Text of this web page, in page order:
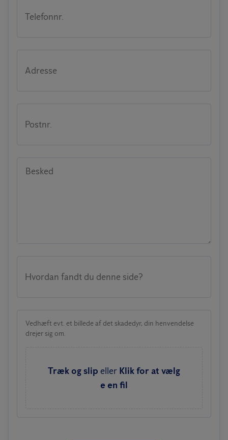
Telefonnr.
Adresse
Postnr.
Besked
Hvordan fandt du denne side?
Vedhæft evt. et billede af det skadedyr, din henvendelse
drejer sig om.
Træk og slip eller Klik for at vælg
e en fil